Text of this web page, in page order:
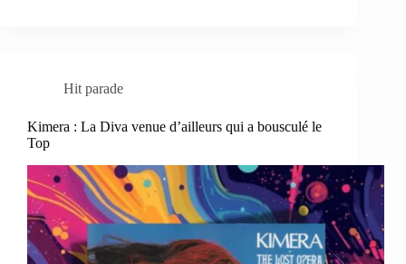
Hit parade
Kimera : La Diva venue d’ailleurs qui a bousculé le
Top